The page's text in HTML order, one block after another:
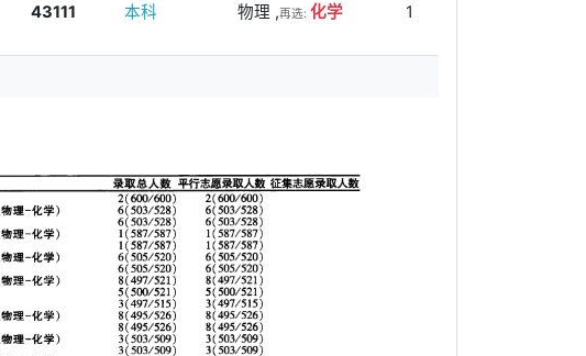
43111 本科 物理 ,再选: 化学 1